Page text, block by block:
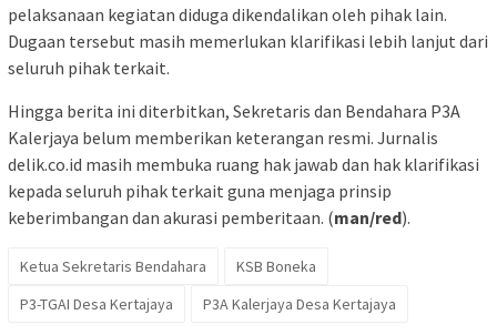
pelaksanaan kegiatan diduga dikendalikan oleh pihak lain.
Dugaan tersebut masih memerlukan klarifikasi lebih lanjut dari
seluruh pihak terkait.
Hingga berita ini diterbitkan, Sekretaris dan Bendahara P3A
Kalerjaya belum memberikan keterangan resmi. Jurnalis
delik.co.id masih membuka ruang hak jawab dan hak klarifikasi
kepada seluruh pihak terkait guna menjaga prinsip
keberimbangan dan akurasi pemberitaan. (man/red).
Ketua Sekretaris Bendahara
KSB Boneka
P3-TGAI Desa Kertajaya
P3A Kalerjaya Desa Kertajaya